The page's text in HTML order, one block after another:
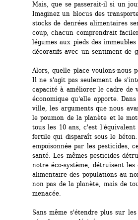
Mais, que se passerait-il si un
Imaginez un blocus des
stocks de denrées alimentaires
coup, chacun comprendrait
légumes aux pieds des
décoratifs avec un sentiment de
Alors, quelle place voulons-nous
Il ne s'agit pas seulement de
capacité à améliorer le cadre de
économique qu'elle apporte.
ville, les arguments que nous
le poumon de la planète et le
tous les 10 ans, c'est
fertile qui disparaît sous le
empoisonnée par les pesticides,
santé. Les mêmes pesticides
notre éco-système, détruisent
alimentaire des populations au
non pas de la planète, mais de
menacée.
Sans même s'étendre plus sur